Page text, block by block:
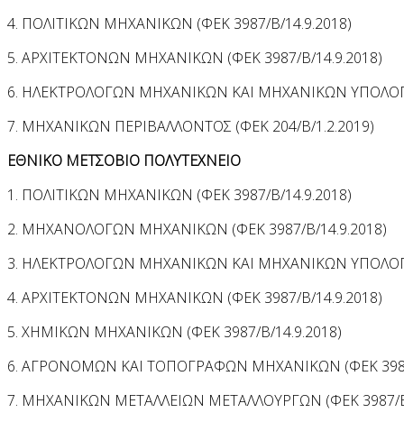
4. ΠΟΛΙΤΙΚΩΝ ΜΗΧΑΝΙΚΩΝ (ΦΕΚ 3987/Β/14.9.2018)
5. AΡΧΙΤΕΚΤΟΝΩΝ ΜΗΧΑΝΙΚΩΝ (ΦΕΚ 3987/Β/14.9.2018)
6. ΗΛΕΚΤΡΟΛΟΓΩΝ ΜΗΧΑΝΙΚΩΝ ΚΑΙ ΜΗΧΑΝΙΚΩΝ
7. ΜΗΧΑΝΙΚΩΝ ΠΕΡΙΒΑΛΛΟΝΤΟΣ (ΦΕΚ 204/Β/1.2.2019)
ΕΘΝΙΚΟ ΜΕΤΣΟΒΙΟ ΠΟΛΥΤΕΧΝΕΙΟ
1. ΠΟΛΙΤΙΚΩΝ ΜΗΧΑΝΙΚΩΝ (ΦΕΚ 3987/Β/14.9.2018)
2. ΜΗΧΑΝΟΛΟΓΩΝ ΜΗΧΑΝΙΚΩΝ (ΦΕΚ 3987/Β/14.9.2018)
3. ΗΛΕΚΤΡΟΛΟΓΩΝ ΜΗΧΑΝΙΚΩΝ ΚΑΙ ΜΗΧΑΝΙΚΩΝ
4. ΑΡΧΙΤΕΚΤΟΝΩΝ ΜΗΧΑΝΙΚΩΝ (ΦΕΚ 3987/Β/14.9.2018)
5. ΧΗΜΙΚΩΝ ΜΗΧΑΝΙΚΩΝ (ΦΕΚ 3987/Β/14.9.2018)
6. ΑΓΡΟΝΟΜΩΝ ΚΑΙ ΤΟΠΟΓΡΑΦΩΝ ΜΗΧΑΝΙΚΩΝ (ΦΕΚ
7. ΜΗΧΑΝΙΚΩΝ ΜΕΤΑΛΛΕΙΩΝ ΜΕΤΑΛΛΟΥΡΓΩΝ (ΦΕΚ 3987/